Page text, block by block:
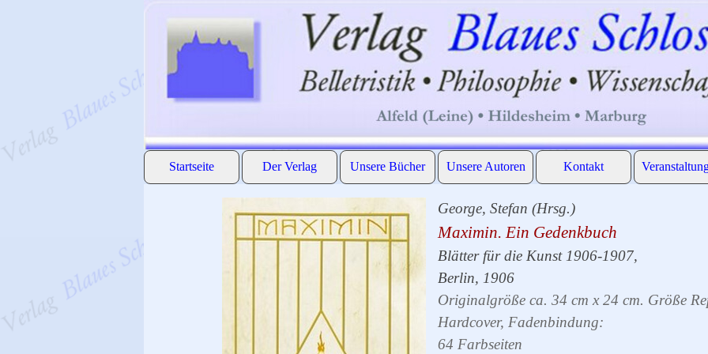
Menü überspringen
Startseite Der Verlag ▼
Unsere Bücher ▼
Unsere Autoren ▼
Kontakt
George, Stefan (Hrsg.)
Maximin. Ein Gedenkbuch
Blätter für die Kunst 1906-1907,
Berlin, 1906
Originalgröße ca. 34 cm x 24 cm. Größe
Hardcover, Fadenbindung:
64 Farbseiten